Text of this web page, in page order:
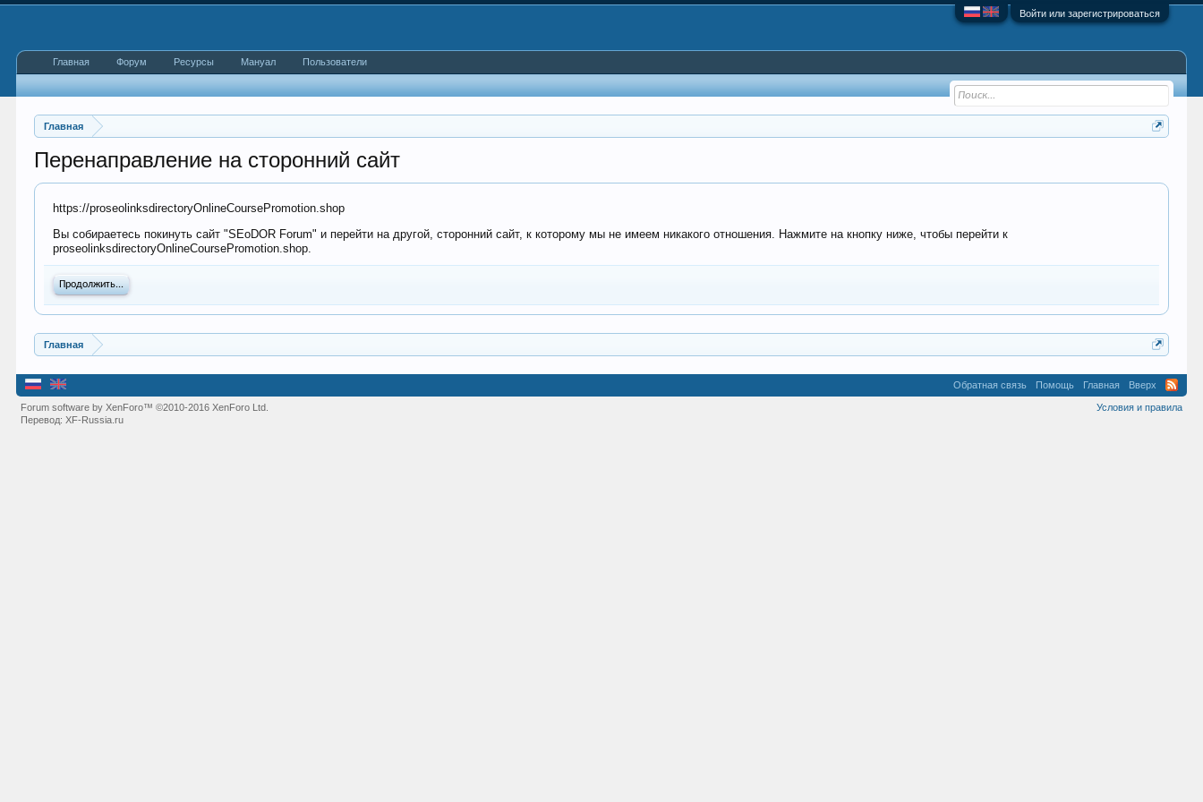
Войти или зарегистрироваться
Главная
Перенаправление на сторонний сайт
https://proseolinksdirectoryOnlineCoursePromotion.shop
Вы собираетесь покинуть сайт "SEoDOR Forum" и перейти на другой, сторонний сайт, к которому мы не имеем никакого отношения. Нажмите на кнопку ниже, чтобы перейти к
proseolinksdirectoryOnlineCoursePromotion.shop.
Продолжить...
Главная
Главная Форум Ресурсы Мануал Пользователи
Обратная связь Помощь Главная Вверх
Условия и правила
Forum software by XenForo™©2010-2016 XenForo Ltd.
Перевод:XF-Russia.ru